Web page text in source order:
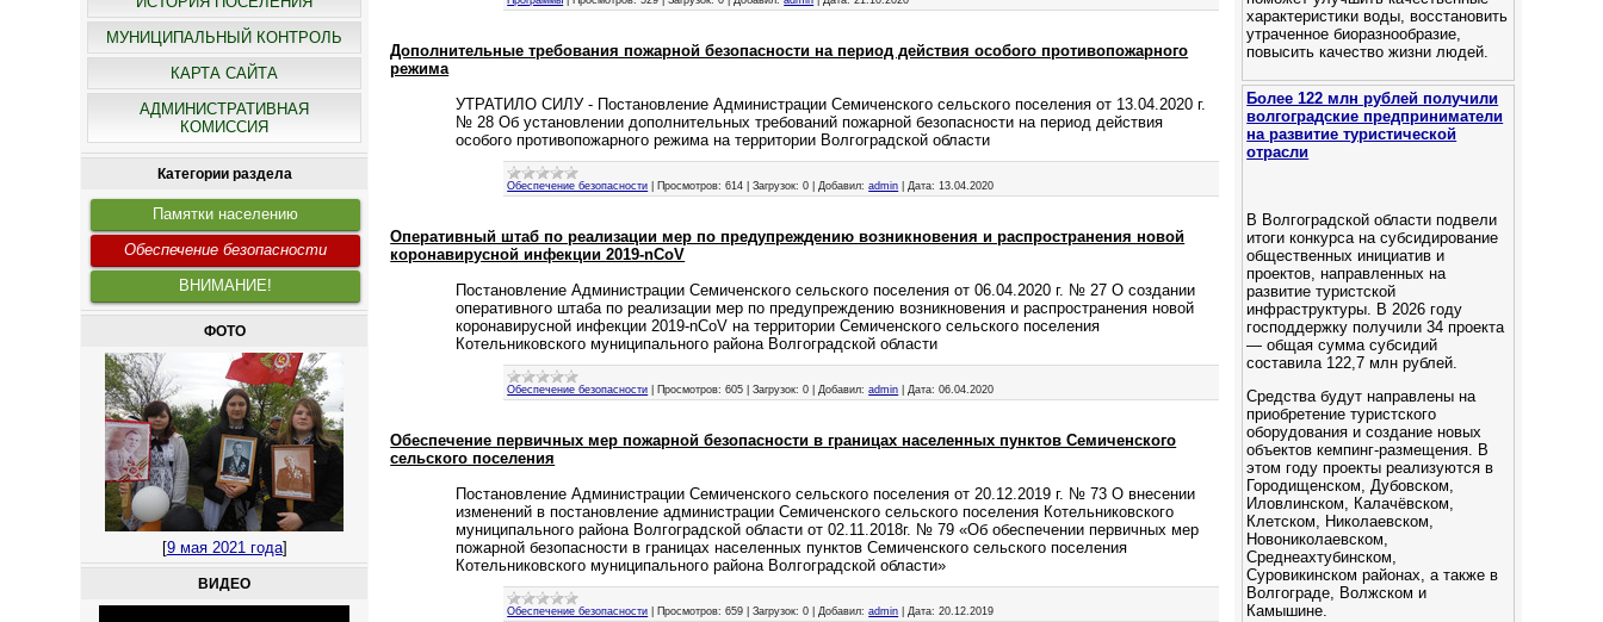
МУНИЦИПАЛЬНЫЙ КОНТРОЛЬ
КАРТА САЙТА
АДМИНИСТРАТИВНАЯ
КОМИССИЯ
Категории раздела
Памятки населению
Обеспечение безопасности
ВНИМАНИЕ!
ФОТО
[9 мая 2021 года]
ВИДЕО
Дополнительные требования пожарной безопасности на период действия особого противопожарного
режима
УТРАТИЛО СИЛУ - Постановление Администрации Семиченского сельского поселения от 13.04.2020 г.
№ 28 Об установлении дополнительных требований пожарной безопасности на период действия
особого противопожарного режима на территории Волгоградской области
Обеспечение безопасности Просмотров: 614 |Загрузок: 0 Добавил: admin Дата: 13.04.2020
Оперативный штаб по реализации мер по предупреждению возникновения и распространения новой
коронавирусной инфекции 2019-nCoV
Постановление Администрации Семиченского сельского поселения от 06.04.2020 г. № 27 О создании
оперативного штаба по реализации мер по предупреждению возникновения и распространения новой
коронавирусной инфекции 2019-nCoV на территории Семиченского сельского поселения
Котельниковского муниципального района Волгоградской области
Обеспечение безопасности Просмотров: 605 |Загрузок: 0 Добавил: admin Дата: 06.04.2020
Обеспечение первичных мер пожарной безопасности в границах населенных пунктов Семиченского
сельского поселения
Постановление Администрации Семиченского сельского поселения от 20.12.2019 г. № 73 О внесении
изменений в постановление администрации Семиченского сельского поселения Котельниковского
муниципального района Волгоградской области от 02.11.2018г. № 79 «Об обеспечении первичных мер
пожарной безопасности в границах населенных пунктов Семиченского сельского поселения
Котельниковского муниципального района Волгоградской области»
Обеспечение безопасности Просмотров: 659 |Загрузок: 0 Добавил: admin Дата: 20.12.2019
характеристики воды, восстановить
утраченное биоразнообразие,
повысить качество жизни людей.
Более 122 млн рублей получили
волгоградские предприниматели
на развитие туристической
отрасли
В Волгоградской области подвели
итоги конкурса на субсидирование
общественных инициатив и
проектов, направленных на
развитие туристской
инфраструктуры. В 2026 году
господдержку получили 34 проекта
— общая сумма субсидий
составила 122,7 млн рублей.
Средства будут направлены на
приобретение туристского
оборудования и создание новых
объектов кемпинг‑размещения. В
этом году проекты реализуются в
Городищенском, Дубовском,
Иловлинском, Калачёвском,
Клетском, Николаевском,
Новониколаевском,
Среднеахтубинском,
Суровикинском районах, а также в
Волгограде, Волжском и
Камышине.